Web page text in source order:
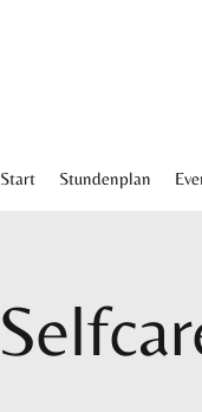
Start Stundenplan